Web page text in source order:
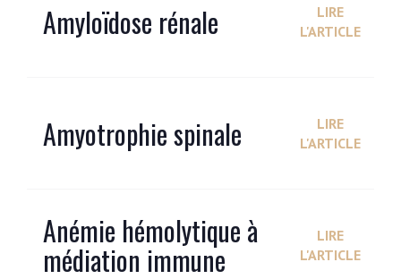
Amyloïdose rénale
LIRE
L'ARTICLE
Amyotrophie spinale
LIRE
L'ARTICLE
Anémie hémolytique à
médiation immune
LIRE
L'ARTICLE